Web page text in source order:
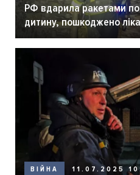
РФ вдарила ракетами
дитину, пошкоджено
ВІЙНА 11.07.2025